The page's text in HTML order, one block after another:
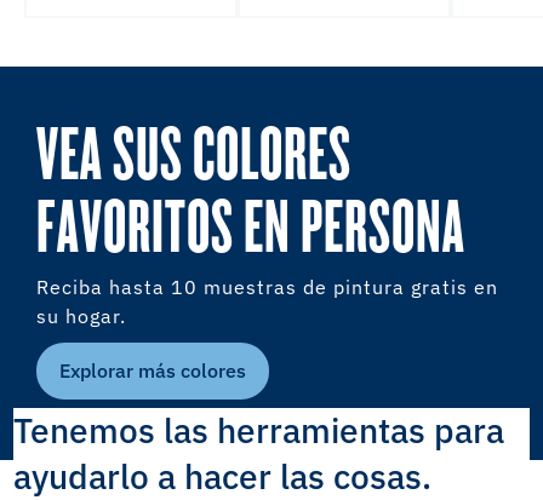
VEA SUS COLORES
FAVORITOS EN PERSONA
Reciba hasta 10 muestras de pintura gratis en
su hogar.
Explorar más colores
Tenemos las herramientas para
ayudarlo a hacer las cosas.